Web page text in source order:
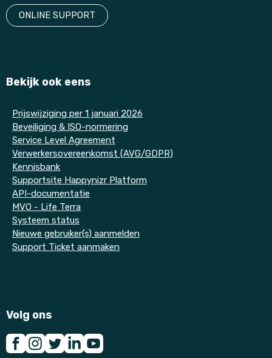
ONLINE SUPPORT
Bekijk ook eens
Prijswijziging per 1 januari 2026
Beveiliging & ISO-normering
Service Level Agreement
Verwerkersovereenkomst (AVG/GDPR)
Kennisbank
Supportsite Happynizr Platform
API-documentatie
MVO - Life Terra
Systeem status
Nieuwe gebruiker(s) aanmelden
Support Ticket aanmaken
Volg ons